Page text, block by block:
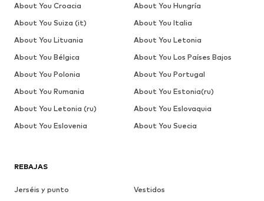
REBAJAS
Jerséis y punto
Vestidos
About You Croacia
About You Hungría
About You Suiza (it)
About You Italia
About You Lituania
About You Letonia
About You Bélgica
About You Los Países Bajos
About You Polonia
About You Portugal
About You Rumania
About You Estonia(ru)
About You Letonia (ru)
About You Eslovaquia
About You Eslovenia
About You Suecia